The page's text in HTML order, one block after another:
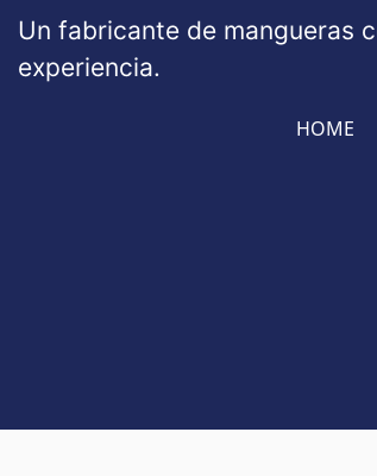
Un fabricante de mangueras
experiencia.
HOME